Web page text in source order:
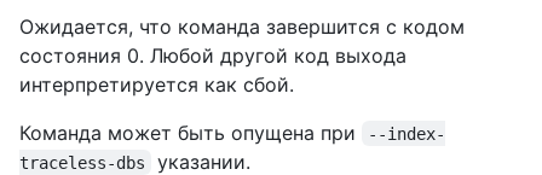
Ожидается, что команда завершится с кодом
состояния 0. Любой другой код выхода
интерпретируется как сбой.
Команда может быть опущена при
--index-
traceless-dbs
указании.